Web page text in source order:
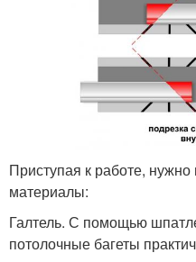
Приступая к работе,
материалы:
Галтель. С помощью
потолочные багеты